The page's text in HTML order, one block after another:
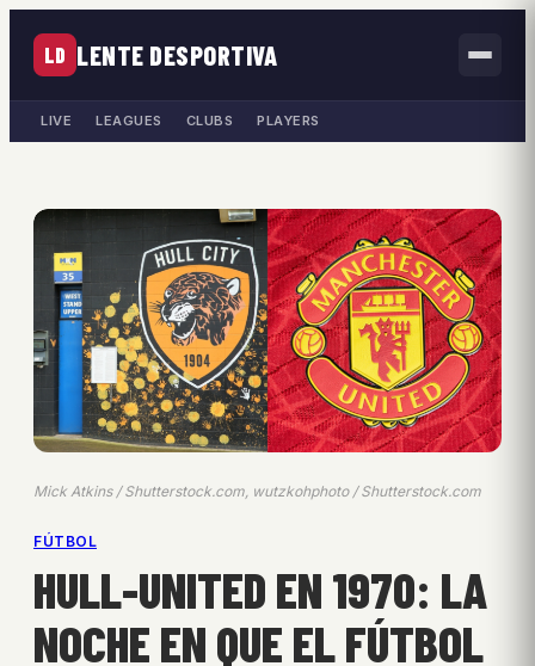
LD LENTE DESPORTIVA
LIVE LEAGUES CLUBS PLAYERS
Mick Atkins / Shutterstock.com, wutzkohphoto / Shutterstock.com
FÚTBOL
HULL-UNITED EN 1970: LA
NOCHE EN QUE EL FÚTBOL